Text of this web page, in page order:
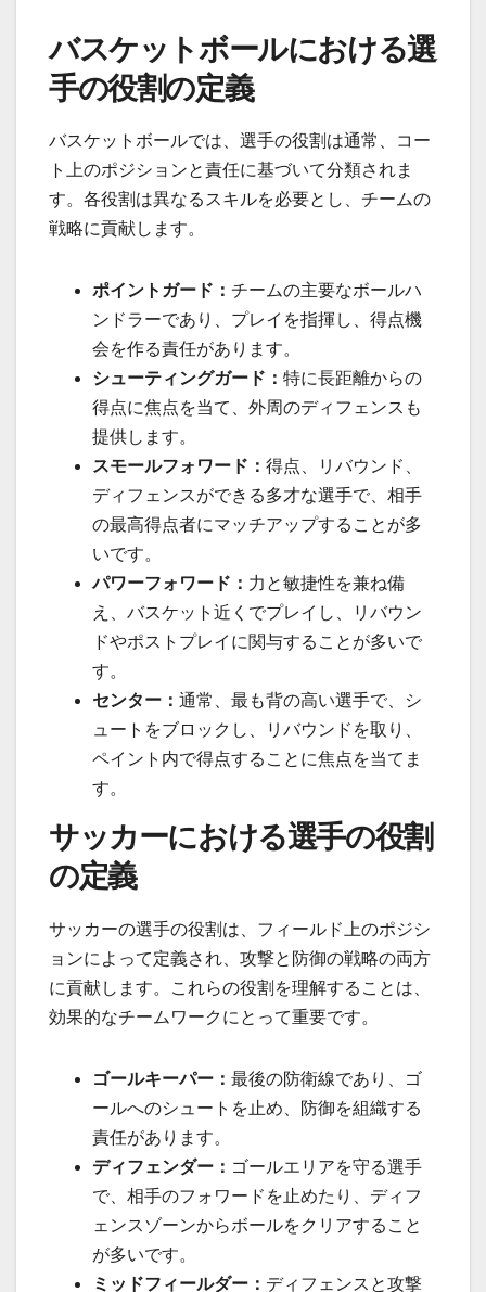
バスケットボールにおける選
手の役割の定義
バスケットボールでは、選手の役割は通常、コー
ト上のポジションと責任に基づいて分類されま
す。各役割は異なるスキルを必要とし、チームの
戦略に貢献します。
ポイントガード： チームの主要なボールハ
ンドラーであり、プレイを指揮し、得点機
会を作る責任があります。
シューティングガード： 特に長距離からの
得点に焦点を当て、外周のディフェンスも
提供します。
スモールフォワード： 得点、リバウンド、
ディフェンスができる多才な選手で、相手
の最高得点者にマッチアップすることが多
いです。
パワーフォワード： 力と敏捷性を兼ね備
え、バスケット近くでプレイし、リバウン
ドやポストプレイに関与することが多いで
す。
センター： 通常、最も背の高い選手で、シ
ュートをブロックし、リバウンドを取り、
ペイント内で得点することに焦点を当てま
す。
サッカーにおける選手の役割
の定義
サッカーの選手の役割は、フィールド上のポジシ
ョンによって定義され、攻撃と防御の戦略の両方
に貢献します。これらの役割を理解することは、
効果的なチームワークにとって重要です。
ゴールキーパー： 最後の防衛線であり、ゴ
ールへのシュートを止め、防御を組織する
責任があります。
ディフェンダー： ゴールエリアを守る選手
で、相手のフォワードを止めたり、ディフ
ェンスゾーンからボールをクリアすること
が多いです。
ミッドフィールダー： ディフェンスと攻撃